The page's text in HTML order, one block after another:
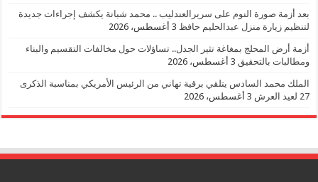
بعد أزمة صورة النوم على سريرالعندليب .. محمد شبانة يكشف إجراءات جديدة
لتنظيم زيارة منزل عبدالحليم حافظ 3 أغسطس، 2026
أزمة أرض المحلج بمغاغة تثير الجدل.. تساؤلات حول مخالفات التقسيم والبناء
ومطالبات بالتحقيق 3 أغسطس، 2026
الملك محمد السادس يتلقي برقية تهاني من الرئيس الأمريكي بمناسبة الذكرى
27 لعيد العرش
3 أغسطس، 2026